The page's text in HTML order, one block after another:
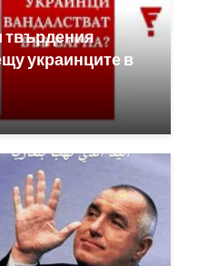
твърдения
украинците в